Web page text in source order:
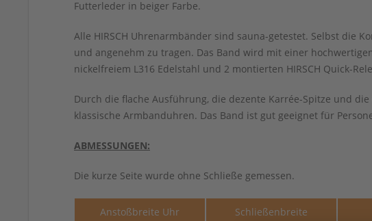
Futterleder in beiger Farbe.
Alle HIRSCH Uhrenarmbänder sind sauna-getestet. Selbst die
und angenehm zu tragen. Das Band wird mit einer
nickelfreiem L316 Edelstahl und 2 montierten HIRSCH Quick-
Durch die flache Ausführung, die dezente Karrée-Spitze und
klassische Armbanduhren. Das Band ist gut geeignet für
ABMESSUNGEN:
Die kurze Seite wurde ohne Schließe gemessen.
Anstoßbreite Uhr Schließenbreite